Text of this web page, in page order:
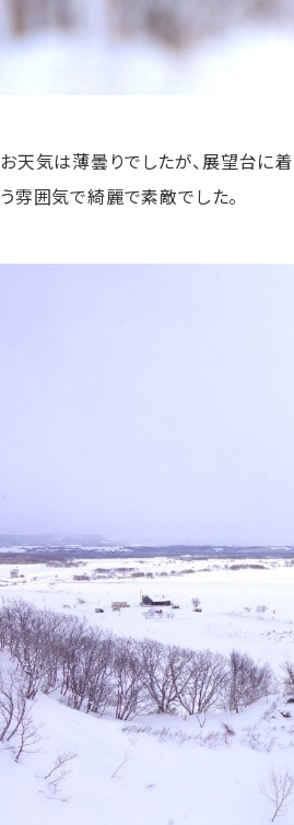
お天気は薄曇りでしたが、展望台に
う雰囲気で綺麗で素敵でした。